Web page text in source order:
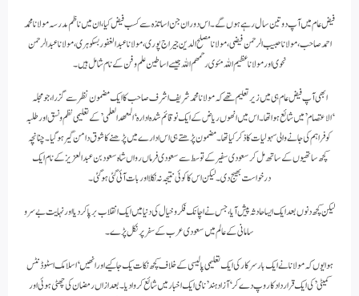
فیض عام میں آپ دو تین سال رہے ہوں گے۔ اس دوران جن اساتذہ سے کسب فیض کیا، ان میں ناظم مدرسہ مولانا محمد
احمد صاحب، مولانا حبیب الرحمن فیضی، مولانا مصلح الدین جیراج پوری، مولانا عبد الغفور بسکوہری، مولانا عبد الرحمن
نحوی اور مولانا عظیم اللہ مئوی رحمھم اللہ جیسے اساطین علم و فن کے نام شامل ہیں۔
ابھی آپ فیض عام ہی میں زیر تعلیم تھے کہ مولانا محمد شریف اشرف صاحب کا ایک مضمون نظر سے گزرا، جو مجلہ
‘الاعتصام’ میں شائع ہوا تھا۔ اس میں انھوں ریاض کے ایک نو قائم شدہ ادارہ ‘المعھد العلمی’ کے تعلیمی نظم و نسق اور طلبہ
کو فراہم کی جانے والی سہولیات کا ذکر کیا تھا۔ مضمون پڑھتے ہی اس ادارے میں پڑھنے کا شوق دامن گیر ہو گیا۔ چنانچہ
کچھ ساتھیوں کے ساتھ مل کر سعودی سفیر کے توسط سے سعودی فرماں رواں شاہ سعود بن عبد العزیز کے نام ایک
درخواست بھیج دی۔ لیکن اس کا کوئی نتیجہ نہ نکلا اور بات آئی گئی ہو گئی۔
لیکن کچھ دنوں بعد ایک ایسا حادثہ پیش آیا، جس نے اچانک فکر و خیال کی دنیا میں ایک انقلاب برپا کر دیا اور نہایت بے سر و
سامانی کے عالم میں سعودی عرب کے سفر پر نکل پڑے۔
ہوا یوں کہ مولانا نے ایک بار سرکار کی ایک تعلیمی پالیسی کے خلاف کچھ نکات یک جا کیے اور انھیں ‘اسلامک اسٹوڈنٹس
کمیٹی’ کی ایک قرارداد کا روپ دے کر ‘آزاد ہند’ نامی ایک اخبار میں شائع کروا دیا۔ بعد ازاں رمضان کی چھٹی ہوئی اور